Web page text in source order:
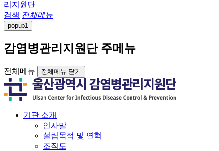
리지원단
검색 전체메뉴
popup1
감염병관리지원단 주메뉴
전체메뉴 전체메뉴 닫기
기관 소개
인사말
설립목적 및 연혁
조직도